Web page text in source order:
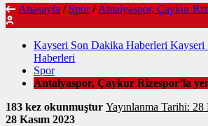
Anasayfa / Spor / Antalyaspor, Çaykur
Kayseri Son Dakika Haberleri
Haberleri
Spor
Antalyaspor, Çaykur Rizespor’la
183 kez okunmuştur
Yayınlanma
28 Kasım 2023